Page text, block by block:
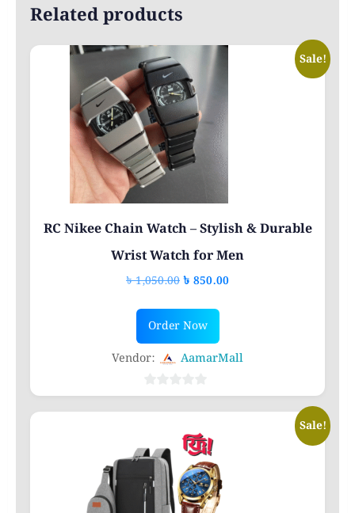
Related products
Sale!
RC Nikee Chain Watch – Stylish & Durable
Wrist Watch for Men
৳1,050.00Original
was:
৳ 1,050.00.
৳ 850.00Current
Order Now
This
has
variants.
The
may
be
chosen
Vendor: AamarMall
0
out
5
Sale!